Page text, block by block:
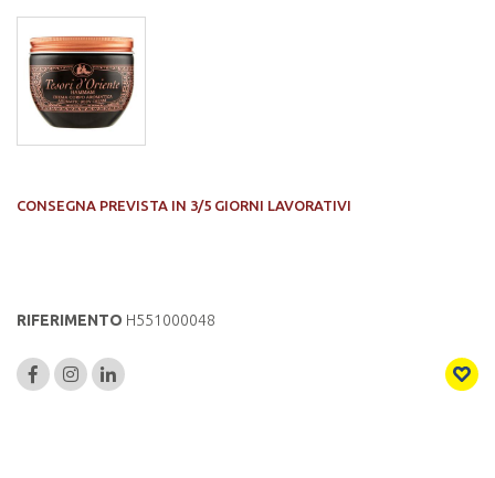
CONSEGNA PREVISTA IN 3/5 GIORNI LAVORATIVI
RIFERIMENTO H551000048